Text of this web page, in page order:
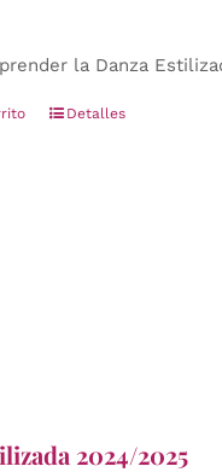
la Danza
Detalles
2024/2025